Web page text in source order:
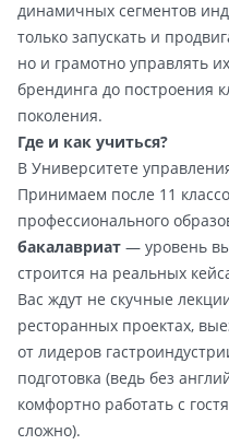
динамичных сегментов
только запускать и
но и грамотно управлять
брендинга до построения
поколения.
Где и как учиться?
В Университете
Принимаем после 11
профессионального
бакалавриат — уровень
строится на реальных
Вас ждут не скучные
ресторанных проектах,
от лидеров
подготовка (ведь без
комфортно работать с
сложно).